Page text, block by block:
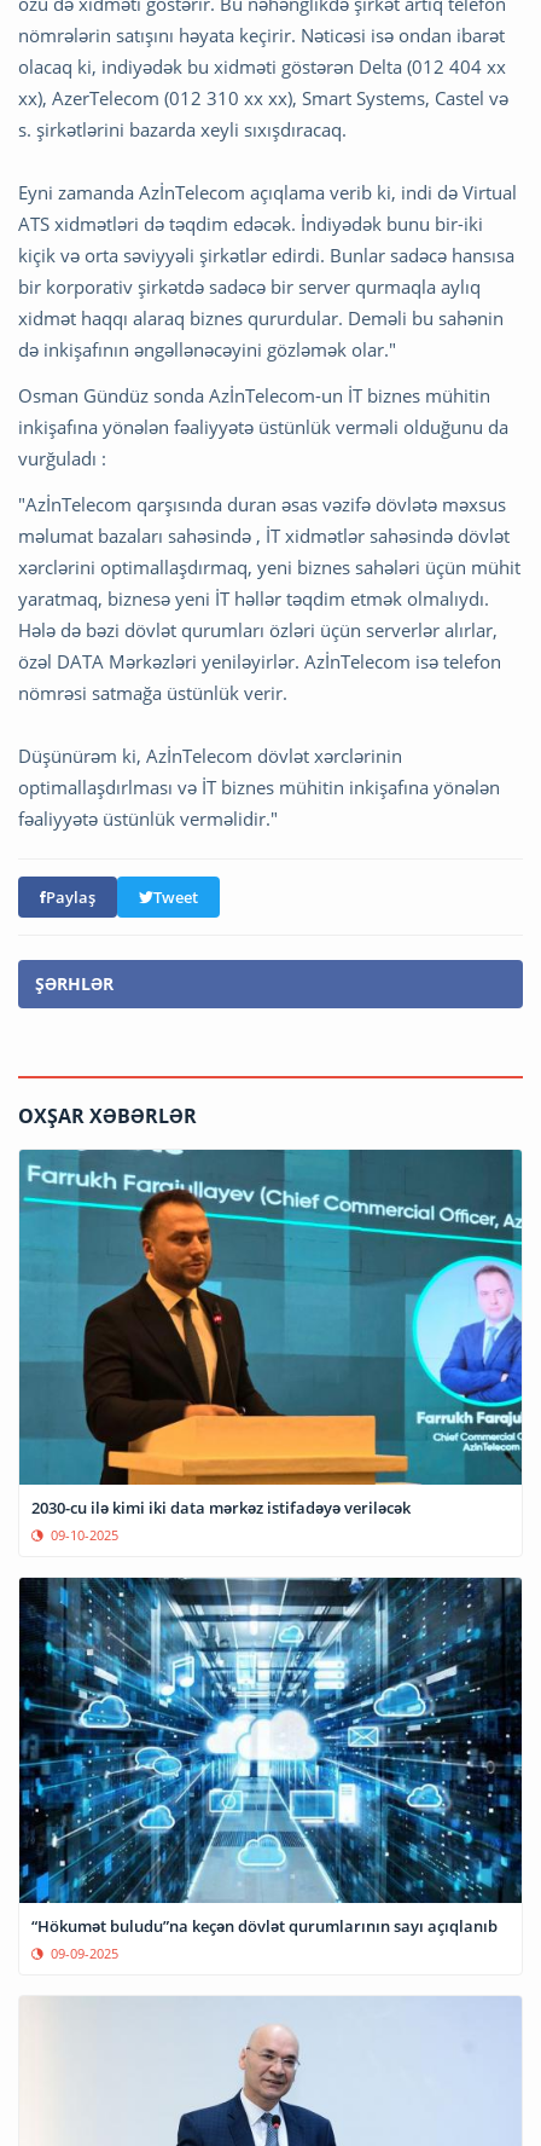
nömrələrin satışını həyata keçirir. Nəticəsi isə ondan ibarət
olacaq ki, indiyədək bu xidməti göstərən Delta (012 404 xx
xx), AzerTelecom (012 310 xx xx), Smart Systems, Castel və
s. şirkətlərini bazarda xeyli sıxışdıracaq.
Eyni zamanda AzİnTelecom açıqlama verib ki, indi də Virtual
ATS xidmətləri də təqdim edəcək. İndiyədək bunu bir-iki
kiçik və orta səviyyəli şirkətlər edirdi. Bunlar sadəcə hansısa
bir korporativ şirkətdə sadəcə bir server qurmaqla aylıq
xidmət haqqı alaraq biznes qururdular. Deməli bu sahənin
də inkişafının əngəllənəcəyini gözləmək olar."
Osman Gündüz sonda AzİnTelecom-un İT biznes mühitin
inkişafına yönələn fəaliyyətə üstünlük verməli olduğunu da
vurğuladı :
"AzİnTelecom qarşısında duran əsas vəzifə dövlətə məxsus
məlumat bazaları sahəsində , İT xidmətlər sahəsində dövlət
xərclərini optimallaşdırmaq, yeni biznes sahələri üçün mühit
yaratmaq, biznesə yeni İT həllər təqdim etmək olmalıydı.
Hələ də bəzi dövlət qurumları özləri üçün serverlər alırlar,
özəl DATA Mərkəzləri yeniləyirlər. AzİnTelecom isə telefon
nömrəsi satmağa üstünlük verir.
Düşünürəm ki, AzİnTelecom dövlət xərclərinin
optimallaşdırlması və İT biznes mühitin inkişafına yönələn
fəaliyyətə üstünlük verməlidir."
Paylaş Tweet
ŞƏRHLƏR
OXŞAR XƏBƏRLƏR
2030-cu ilə kimi iki data mərkəz istifadəyə veriləcək
09-10-2025
“Hökumət buludu”na keçən dövlət qurumlarının sayı açıqlanıb
09-09-2025